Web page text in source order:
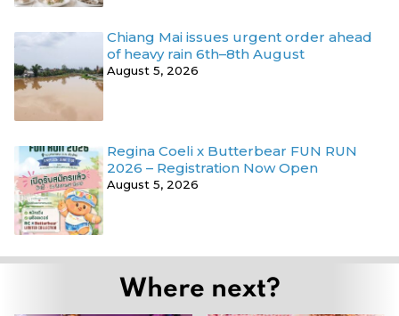
Chiang Mai issues urgent order ahead
of heavy rain 6th–8th August
August 5, 2026
Regina Coeli x Butterbear FUN RUN
2026 – Registration Now Open
August 5, 2026
Where next?